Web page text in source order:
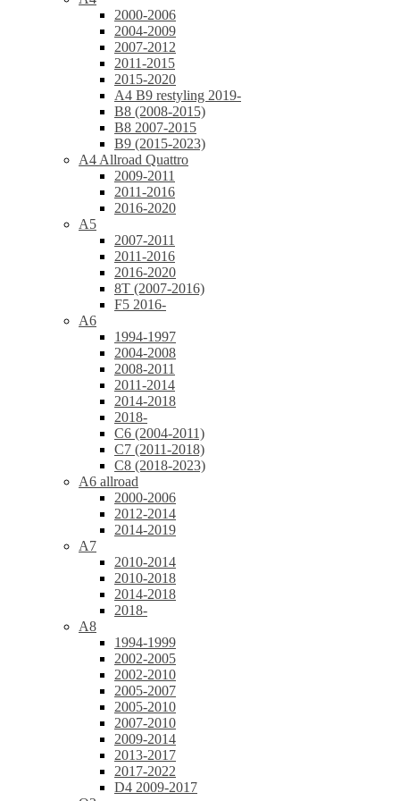
2000-2006
2004-2009
2007-2012
2011-2015
2015-2020
A4 B9 restyling 2019-
B8 (2008-2015)
B8 2007-2015
B9 (2015-2023)
A4 Allroad Quattro
2009-2011
2011-2016
2016-2020
A5
2007-2011
2011-2016
2016-2020
8T (2007-2016)
F5 2016-
A6
1994-1997
2004-2008
2008-2011
2011-2014
2014-2018
2018-
C6 (2004-2011)
C7 (2011-2018)
C8 (2018-2023)
A6 allroad
2000-2006
2012-2014
2014-2019
A7
2010-2014
2010-2018
2014-2018
2018-
A8
1994-1999
2002-2005
2002-2010
2005-2007
2005-2010
2007-2010
2009-2014
2013-2017
2017-2022
D4 2009-2017